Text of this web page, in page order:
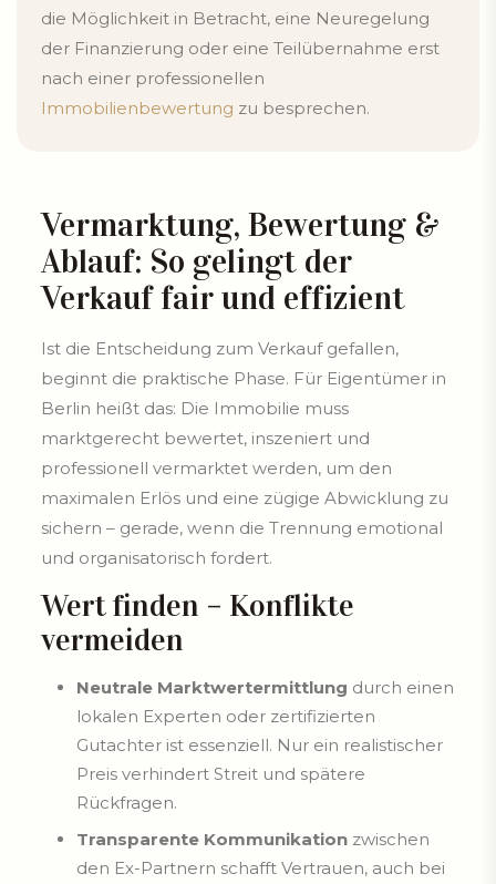
die Möglichkeit in Betracht, eine Neuregelung
der Finanzierung oder eine Teilübernahme erst
nach einer professionellen
Immobilienbewertung zu besprechen.
Vermarktung, Bewertung &
Ablauf: So gelingt der
Verkauf fair und effizient
Ist die Entscheidung zum Verkauf gefallen,
beginnt die praktische Phase. Für Eigentümer in
Berlin heißt das: Die Immobilie muss
marktgerecht bewertet, inszeniert und
professionell vermarktet werden, um den
maximalen Erlös und eine zügige Abwicklung zu
sichern – gerade, wenn die Trennung emotional
und organisatorisch fordert.
Wert finden – Konflikte
vermeiden
Neutrale Marktwertermittlung durch einen
lokalen Experten oder zertifizierten
Gutachter ist essenziell. Nur ein realistischer
Preis verhindert Streit und spätere
Rückfragen.
Transparente Kommunikation zwischen
den Ex-Partnern schafft Vertrauen, auch bei